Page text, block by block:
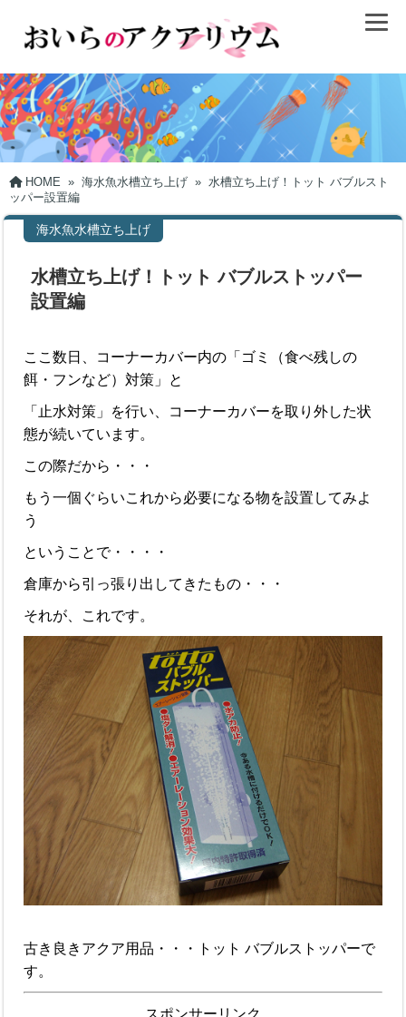
HOME » 海水魚水槽立ち上げ » 水槽立ち上げ！トット バブルスト
ッパー設置編
海水魚水槽立ち上げ
水槽立ち上げ！トット バブルストッパー
設置編
ここ数日、コーナーカバー内の「ゴミ（食べ残しの
餌・フンなど）対策」と
「止水対策」を行い、コーナーカバーを取り外した状
態が続いています。
この際だから・・・
もう一個ぐらいこれから必要になる物を設置してみよ
う
ということで・・・・
倉庫から引っ張り出してきたもの・・・
それが、これです。
古き良きアクア用品・・・トット バブルストッパーで
す。
スポンサーリンク